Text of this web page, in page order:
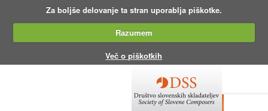
Za boljše delovanje ta stran uporablja piškotke.
Razumem
Več o piškotkih